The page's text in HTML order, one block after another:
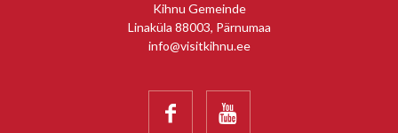
Kihnu Gemeinde
Linaküla 88003, Pärnumaa
info@visitkihnu.ee
 